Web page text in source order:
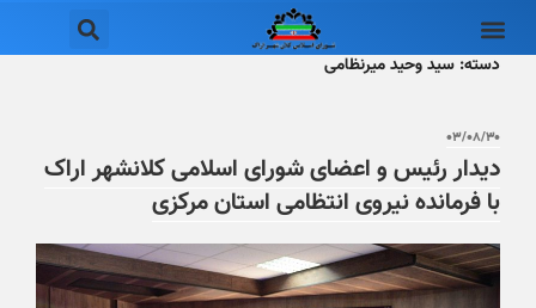
دسته: سید وحید میرنظامی
۰۳/۰۸/۳۰
دیدار رئیس و اعضای شورای اسلامی کلانشهر اراک
با فرمانده نیروی انتظامی استان مرکزی